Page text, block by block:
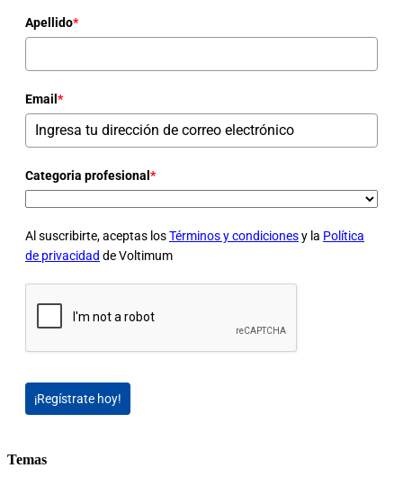
Apellido*
Email*
Categoria profesional*
Al suscribirte, aceptas losTérminos y condicionesy la Política
de privacidad de Voltimum
¡Regístrate hoy!
Temas